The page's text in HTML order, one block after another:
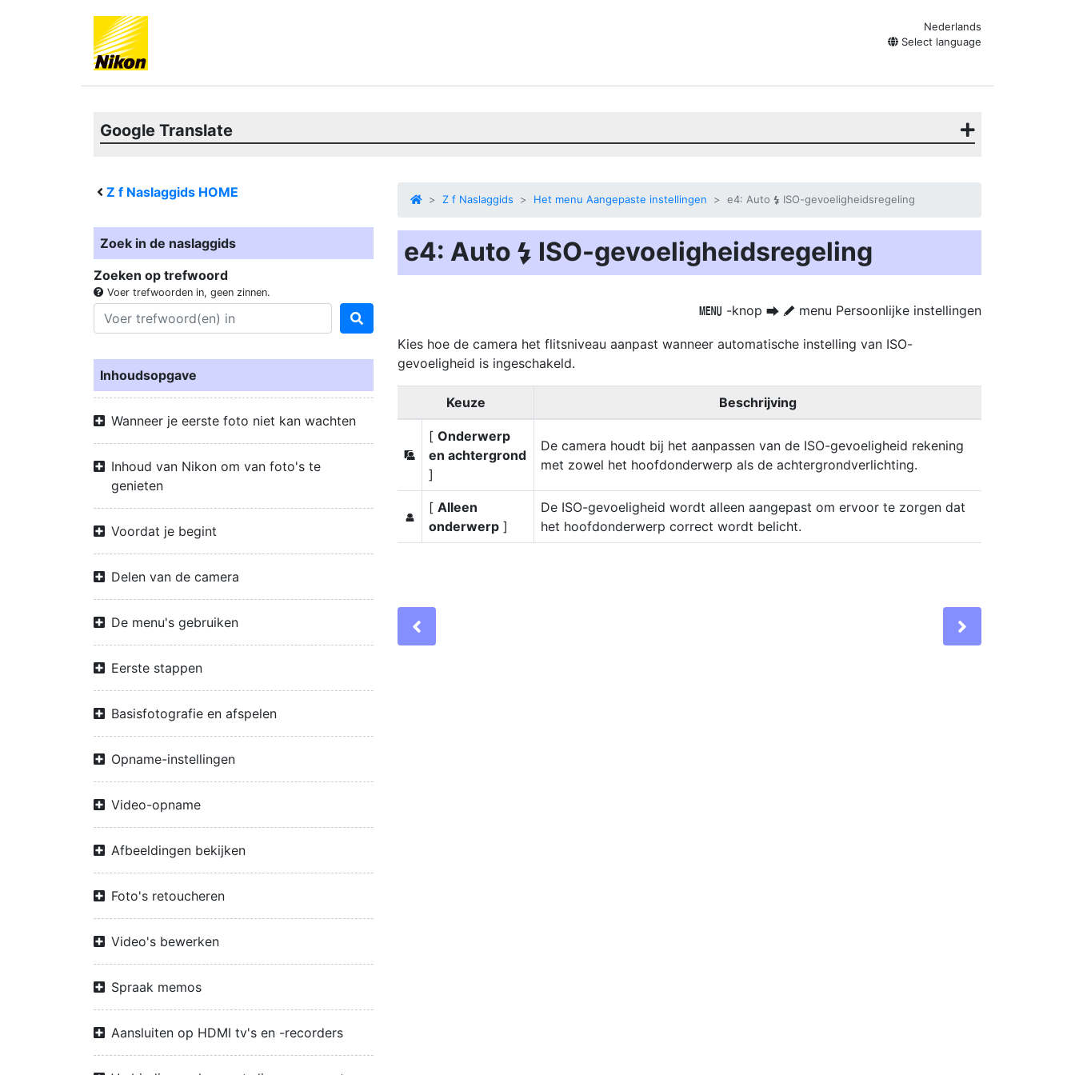
Nederlands
Select language
Google Translate
Z f Naslaggids HOME
Zoek in de naslaggids
Zoeken op trefwoord
Voer trefwoorden in, geen zinnen.
Inhoudsopgave
Wanneer je eerste foto niet kan wachten
Inhoud van Nikon om van foto's te
genieten
Voordat je begint
Delen van de camera
De menu's gebruiken
Eerste stappen
Basisfotografie en afspelen
Opname-instellingen
Video-opname
Afbeeldingen bekijken
Foto's retoucheren
Video's bewerken
Spraak memos
Aansluiten op HDMI tv's en -recorders
Z f Naslaggids Het menu Aangepaste instellingen e4: Auto c ISO-gevoeligheidsregeling
e4: Auto c ISO-gevoeligheidsregeling
G -knop U A menu Persoonlijke instellingen
Kies hoe de camera het flitsniveau aanpast wanneer automatische instelling van ISO-
gevoeligheid is ingeschakeld.
Keuze Beschrijving
e
[ Onderwerp
en achtergrond
]
De camera houdt bij het aanpassen van de ISO-gevoeligheid rekening
met zowel het hoofdonderwerp als de achtergrondverlichting.
f
[ Alleen
onderwerp ]
De ISO-gevoeligheid wordt alleen aangepast om ervoor te zorgen dat
het hoofdonderwerp correct wordt belicht.